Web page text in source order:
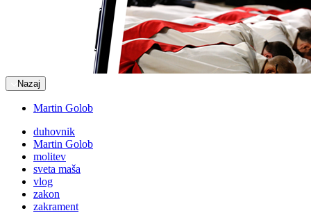
Nazaj
Martin Golob
duhovnik
Martin Golob
molitev
sveta maša
vlog
zakon
zakrament